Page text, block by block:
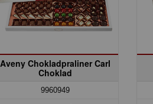
Aveny Chokladpraliner Carl
Choklad
9960949